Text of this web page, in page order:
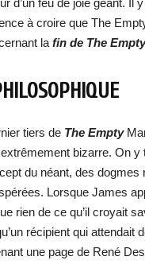
d’un feu de joie géant. Il
à croire que The
la fin de The
tiers de The Empty
bizarre. On y
du néant, des dogmes
Lorsque James
rien de ce qu’il croyait
récipient qui attendait
une page de René